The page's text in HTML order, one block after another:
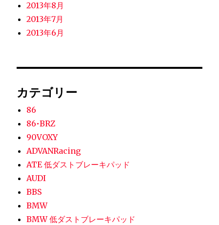
2013年8月
2013年7月
2013年6月
カテゴリー
86
86•BRZ
90VOXY
ADVANRacing
ATE 低ダストブレーキパッド
AUDI
BBS
BMW
BMW 低ダストブレーキパッド